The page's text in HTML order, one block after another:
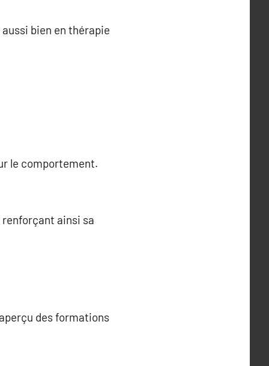
bien en thérapie
le comportement.
renforçant ainsi sa
des formations